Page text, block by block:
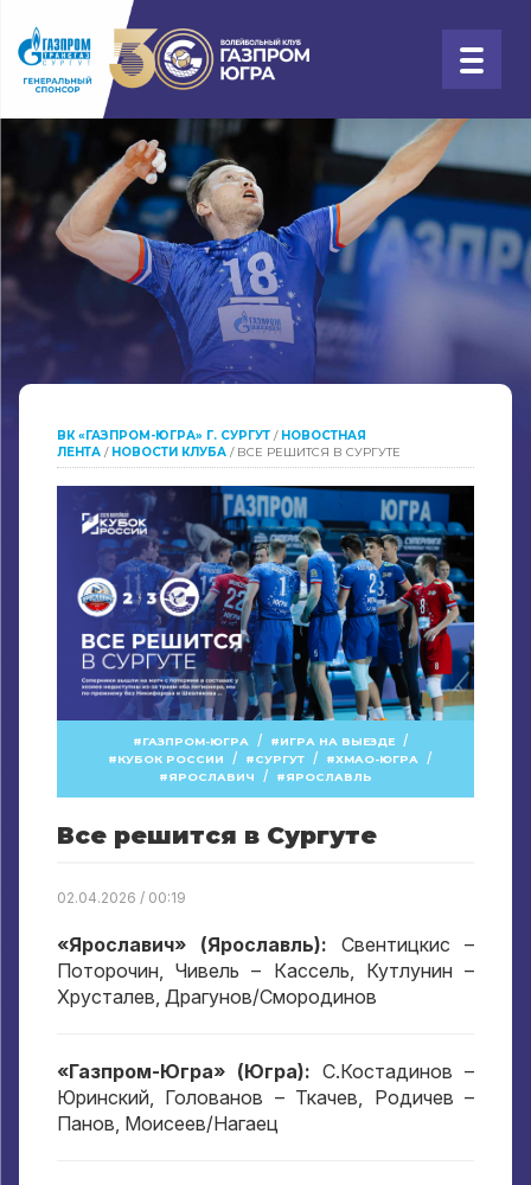
ВК «ГАЗПРОМ-ЮГРА» Г. СУРГУТ / НОВОСТНАЯ
ЛЕНТА / НОВОСТИ КЛУБА / ВСЕ РЕШИТСЯ В СУРГУТЕ
ГАЗПРОМ-ЮГРА / ИГРА НА ВЫЕЗДЕ /
КУБОК РОССИИ / СУРГУТ / ХМАО-ЮГРА /
ЯРОСЛАВИЧ / ЯРОСЛАВЛЬ
Все решится в Сургуте
02.04.2026 / 00:19
«Ярославич» (Ярославль): Свентицкис –
Поторочин, Чивель – Кассель, Кутлунин –
Хрусталев, Драгунов/Смородинов
«Газпром-Югра» (Югра): С.Костадинов –
Юринский, Голованов – Ткачев, Родичев –
Панов, Моисеев/Нагаец